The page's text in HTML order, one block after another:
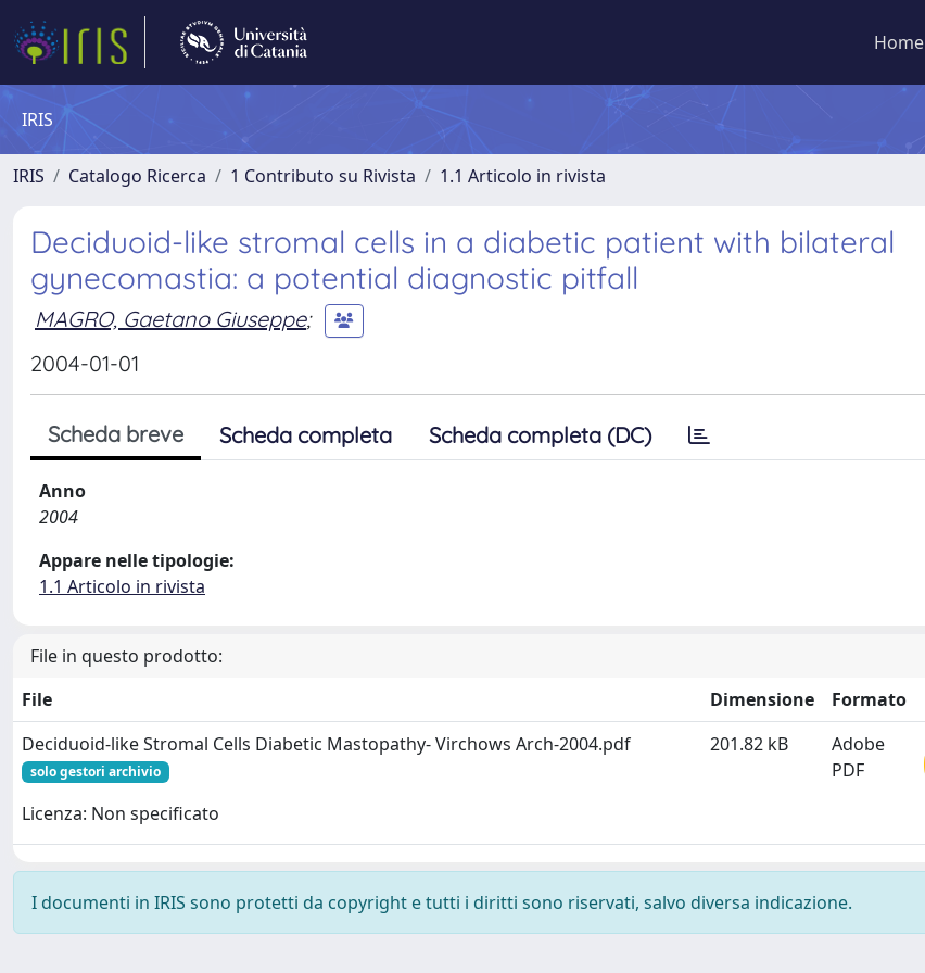
Home
IRIS
IRIS Catalogo Ricerca 1 Contributo su Rivista 1.1 Articolo in rivista
Deciduoid-like stromal cells in a diabetic patient with bilateral
gynecomastia: a potential diagnostic pitfall
MAGRO, Gaetano Giuseppe;
2004-01-01
Scheda breve Scheda completa Scheda completa (DC)
Anno
2004
Appare nelle tipologie:
1.1 Articolo in rivista
File in questo prodotto:
File
Dimensione
Formato
Deciduoid-like Stromal Cells Diabetic Mastopathy- Virchows Arch-2004.pdf
solo gestori archivio
Licenza: Non specificato
201.82 kB
Adobe
PDF
I documenti in IRIS sono protetti da copyright e tutti i diritti sono riservati, salvo diversa indicazione.